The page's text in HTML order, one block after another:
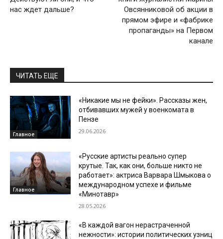
нас ждет дальше?
Овсянниковой об акции в
прямом эфире и «фабрике
пропаганды» на Первом
канале
ЧИТАТЬ ЕЩЕ
Главное
«Никакие мы не фейки». Рассказы жен,
отбивавших мужей у военкомата в
Пензе
29.06.2026
Главное
«Русские артисты реально супер
крутые. Так, как они, больше никто не
работает»: актриса Варвара Шмыкова о
международном успехе и фильме
«Минотавр»
28.05.2026
«В каждой вагон нерастраченной
нежности»: истории политических узниц